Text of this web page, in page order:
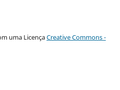
uma LicençaCreative Commons -